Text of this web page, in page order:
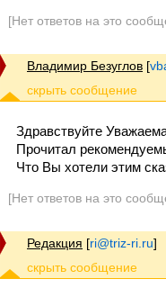
[Нет ответов на это
Владимир Безуглов [
Здравствуйте
Прочитал
Что Вы хотели этим
[Нет ответов на это
Редакция [ri@triz-ri.ru]